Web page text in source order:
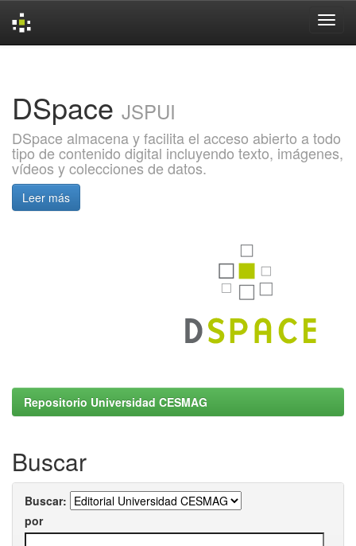
DSpace JSPUI
DSpace almacena y facilita el acceso abierto a todo
tipo de contenido digital incluyendo texto, imágenes,
vídeos y colecciones de datos.
Leer más
Repositorio Universidad CESMAG
Buscar
Buscar:
por